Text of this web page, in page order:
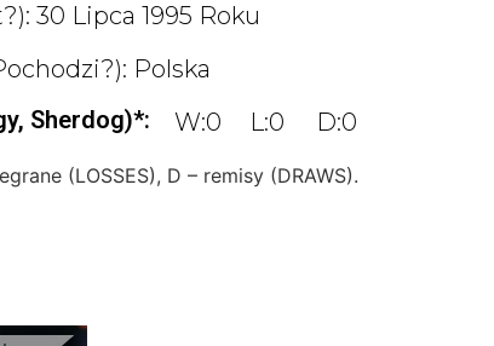
30 Lipca 1995 Roku
Polska
Sherdog)*:
W:0 L:0 D:0
(LOSSES), D – remisy (DRAWS).